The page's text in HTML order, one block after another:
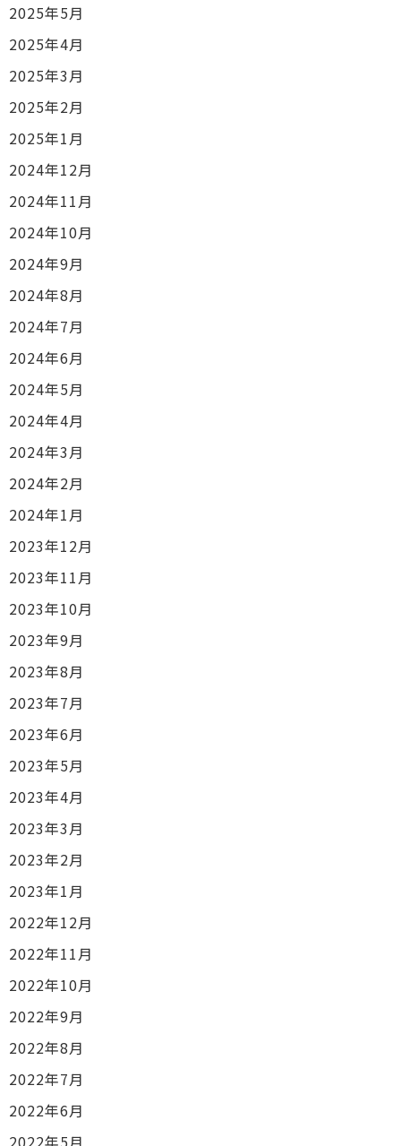
2025年5月
2025年4月
2025年3月
2025年2月
2025年1月
2024年12月
2024年11月
2024年10月
2024年9月
2024年8月
2024年7月
2024年6月
2024年5月
2024年4月
2024年3月
2024年2月
2024年1月
2023年12月
2023年11月
2023年10月
2023年9月
2023年8月
2023年7月
2023年6月
2023年5月
2023年4月
2023年3月
2023年2月
2023年1月
2022年12月
2022年11月
2022年10月
2022年9月
2022年8月
2022年7月
2022年6月
2022年5月